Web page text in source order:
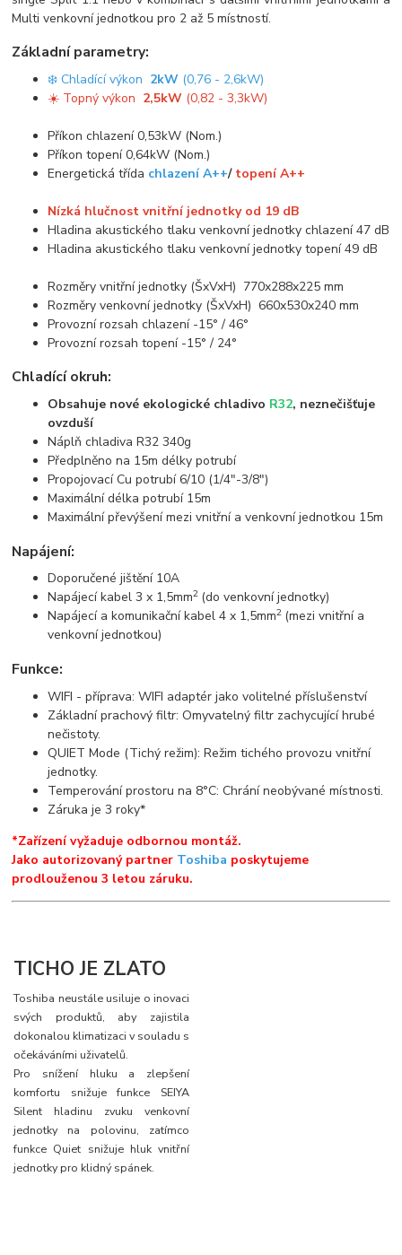
Multi venkovní jednotkou pro 2 až 5 místností.
Základní parametry:
❄️ Chladící výkon 2kW (0,76 - 2,6kW)
☀️ Topný výkon 2,5kW (0,82 - 3,3kW)
Příkon chlazení 0,53kW (Nom.)
Příkon topení 0,64kW (Nom.)
Energetická třída chlazení A++/ topení A++
Nízká hlučnost vnitřní jednotky od 19 dB
Hladina akustického tlaku venkovní jednotky chlazení 47 dB
Hladina akustického tlaku venkovní jednotky topení 49 dB
Rozměry vnitřní jednotky (ŠxVxH) 770x288x225 mm
Rozměry venkovní jednotky (ŠxVxH) 660x530x240 mm
Provozní rozsah chlazení -15° / 46°
Provozní rozsah topení -15° / 24°
Chladící okruh:
Obsahuje nové ekologické chladivo R32, neznečišťuje
ovzduší
Náplň chladiva R32 340g
Předplněno na 15m délky potrubí
Propojovací Cu potrubí 6/10 (1/4"-3/8")
Maximální délka potrubí 15m
Maximální převýšení mezi vnitřní a venkovní jednotkou 15m
Napájení:
Doporučené jištění 10A
Napájecí kabel 3 x 1,5mm2 (do venkovní jednotky)
Napájecí a komunikační kabel 4 x 1,5mm2 (mezi vnitřní a
venkovní jednotkou)
Funkce:
WIFI - příprava: WIFI adaptér jako volitelné příslušenství
Základní prachový filtr: Omyvatelný filtr zachycující hrubé
nečistoty.
QUIET Mode (Tichý režim): Režim tichého provozu vnitřní
jednotky.
Temperování prostoru na 8°C: Chrání neobývané místnosti.
Záruka je 3 roky*
*Zařízení vyžaduje odbornou montáž.
Jako autorizovaný partner Toshiba poskytujeme
prodlouženou 3 letou záruku.
TICHO JE ZLATO
Toshiba neustále usiluje o inovaci
svých produktů, aby zajistila
dokonalou klimatizaci v souladu s
očekáváními uživatelů.
Pro snížení hluku a zlepšení
komfortu snižuje funkce SEIYA
Silent hladinu zvuku venkovní
jednotky na polovinu, zatímco
funkce Quiet snižuje hluk vnitřní
jednotky pro klidný spánek.